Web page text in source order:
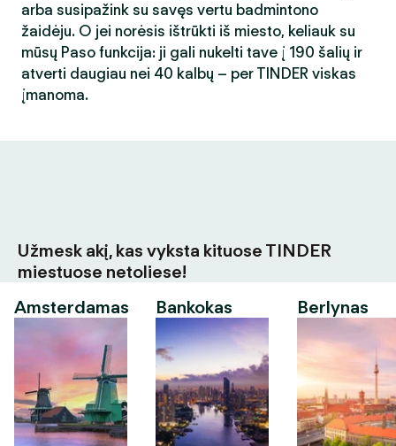
arba susipažink su savęs vertu badmintono
žaidėju. O jei norėsis ištrūkti iš miesto, keliauk su
mūsų Paso funkcija: ji gali nukelti tave į 190 šalių ir
atverti daugiau nei 40 kalbų – per TINDER viskas
įmanoma.
Užmesk akį, kas vyksta kituose TINDER
miestuose netoliese!
Amsterdamas
Bankokas Berlynas